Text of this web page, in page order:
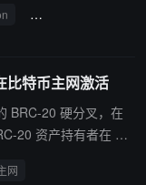
符文 NFT
比特币主网激活
BRC-20 硬分叉，在
20 资产持有者在 BR
BRC-100 协议是基
网